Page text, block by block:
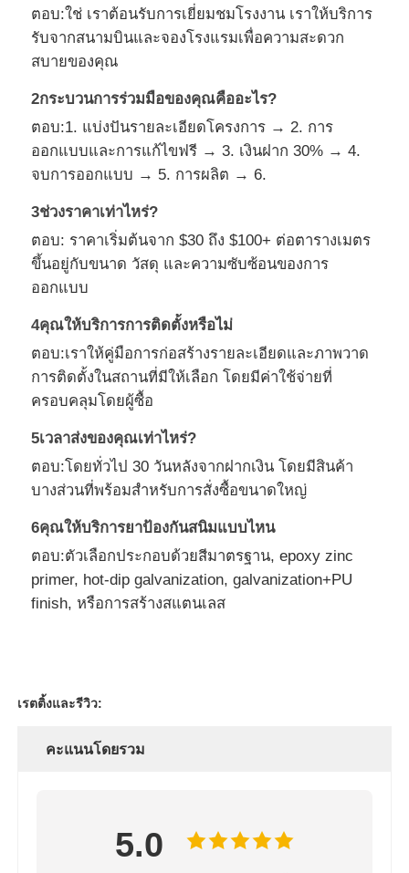
ตอบ:ใช่ เราต้อนรับการเยี่ยมชมโรงงาน เราให้บริการ
รับจากสนามบินและจองโรงแรมเพื่อความสะดวก
สบายของคุณ
2กระบวนการร่วมมือของคุณคืออะไร?
ตอบ:1. แบ่งปันรายละเอียดโครงการ → 2. การ
ออกแบบและการแก้ไขฟรี → 3. เงินฝาก 30% → 4.
จบการออกแบบ → 5. การผลิต → 6.
3ช่วงราคาเท่าไหร่?
ตอบ: ราคาเริ่มต้นจาก $30 ถึง $100+ ต่อตารางเมตร
ขึ้นอยู่กับขนาด วัสดุ และความซับซ้อนของการ
ออกแบบ
4คุณให้บริการการติดตั้งหรือไม่
ตอบ:เราให้คู่มือการก่อสร้างรายละเอียดและภาพวาด
การติดตั้งในสถานที่มีให้เลือก โดยมีค่าใช้จ่ายที่
ครอบคลุมโดยผู้ซื้อ
5เวลาส่งของคุณเท่าไหร่?
ตอบ:โดยทั่วไป 30 วันหลังจากฝากเงิน โดยมีสินค้า
บางส่วนที่พร้อมสําหรับการสั่งซื้อขนาดใหญ่
6คุณให้บริการยาป้องกันสนิมแบบไหน
ตอบ:ตัวเลือกประกอบด้วยสีมาตรฐาน, epoxy zinc
primer, hot-dip galvanization, galvanization+PU
finish, หรือการสร้างสแตนเลส
เรตติ้งและรีวิว:
คะแนนโดยรวม
5.0